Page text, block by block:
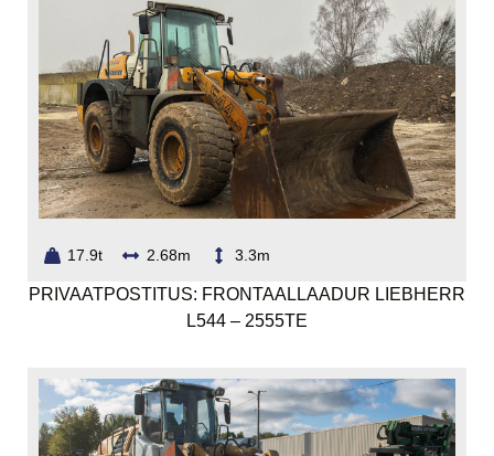
17.9t 2.68m 3.3m
PRIVAATPOSTITUS: FRONTAALLAADUR LIEBHERR
L544 – 2555TE